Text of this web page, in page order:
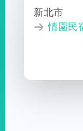
新北市
情園民